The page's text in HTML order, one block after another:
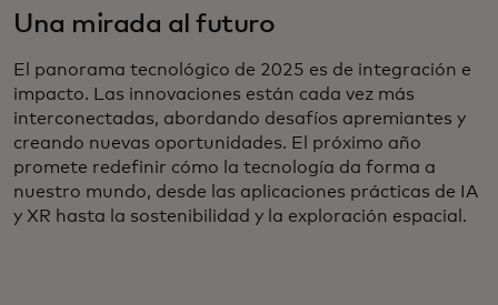
Una mirada al futuro
El panorama tecnológico de 2025 es de integración e
impacto. Las innovaciones están cada vez más
interconectadas, abordando desafíos apremiantes y
creando nuevas oportunidades. El próximo año
promete redefinir cómo la tecnología da forma a
nuestro mundo, desde las aplicaciones prácticas de IA
y XR hasta la sostenibilidad y la exploración espacial.